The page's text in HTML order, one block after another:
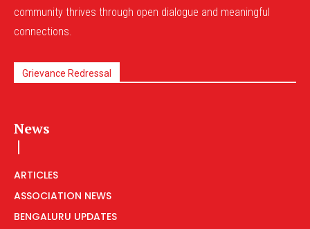
community thrives through open dialogue and meaningful
connections.
Grievance Redressal
News
ARTICLES
ASSOCIATION NEWS
BENGALURU UPDATES